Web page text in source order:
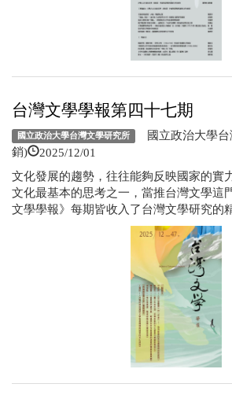
台灣文學學報第四十七期
國立政治大學台灣文學研究所 國立政治大學台
銷)
2025/12/01
文化發展的趨勢，往往能夠反映國家的實
文化最基本的思考之一，當推台灣文學這
文學學報》每期皆收入了台灣文學研究的